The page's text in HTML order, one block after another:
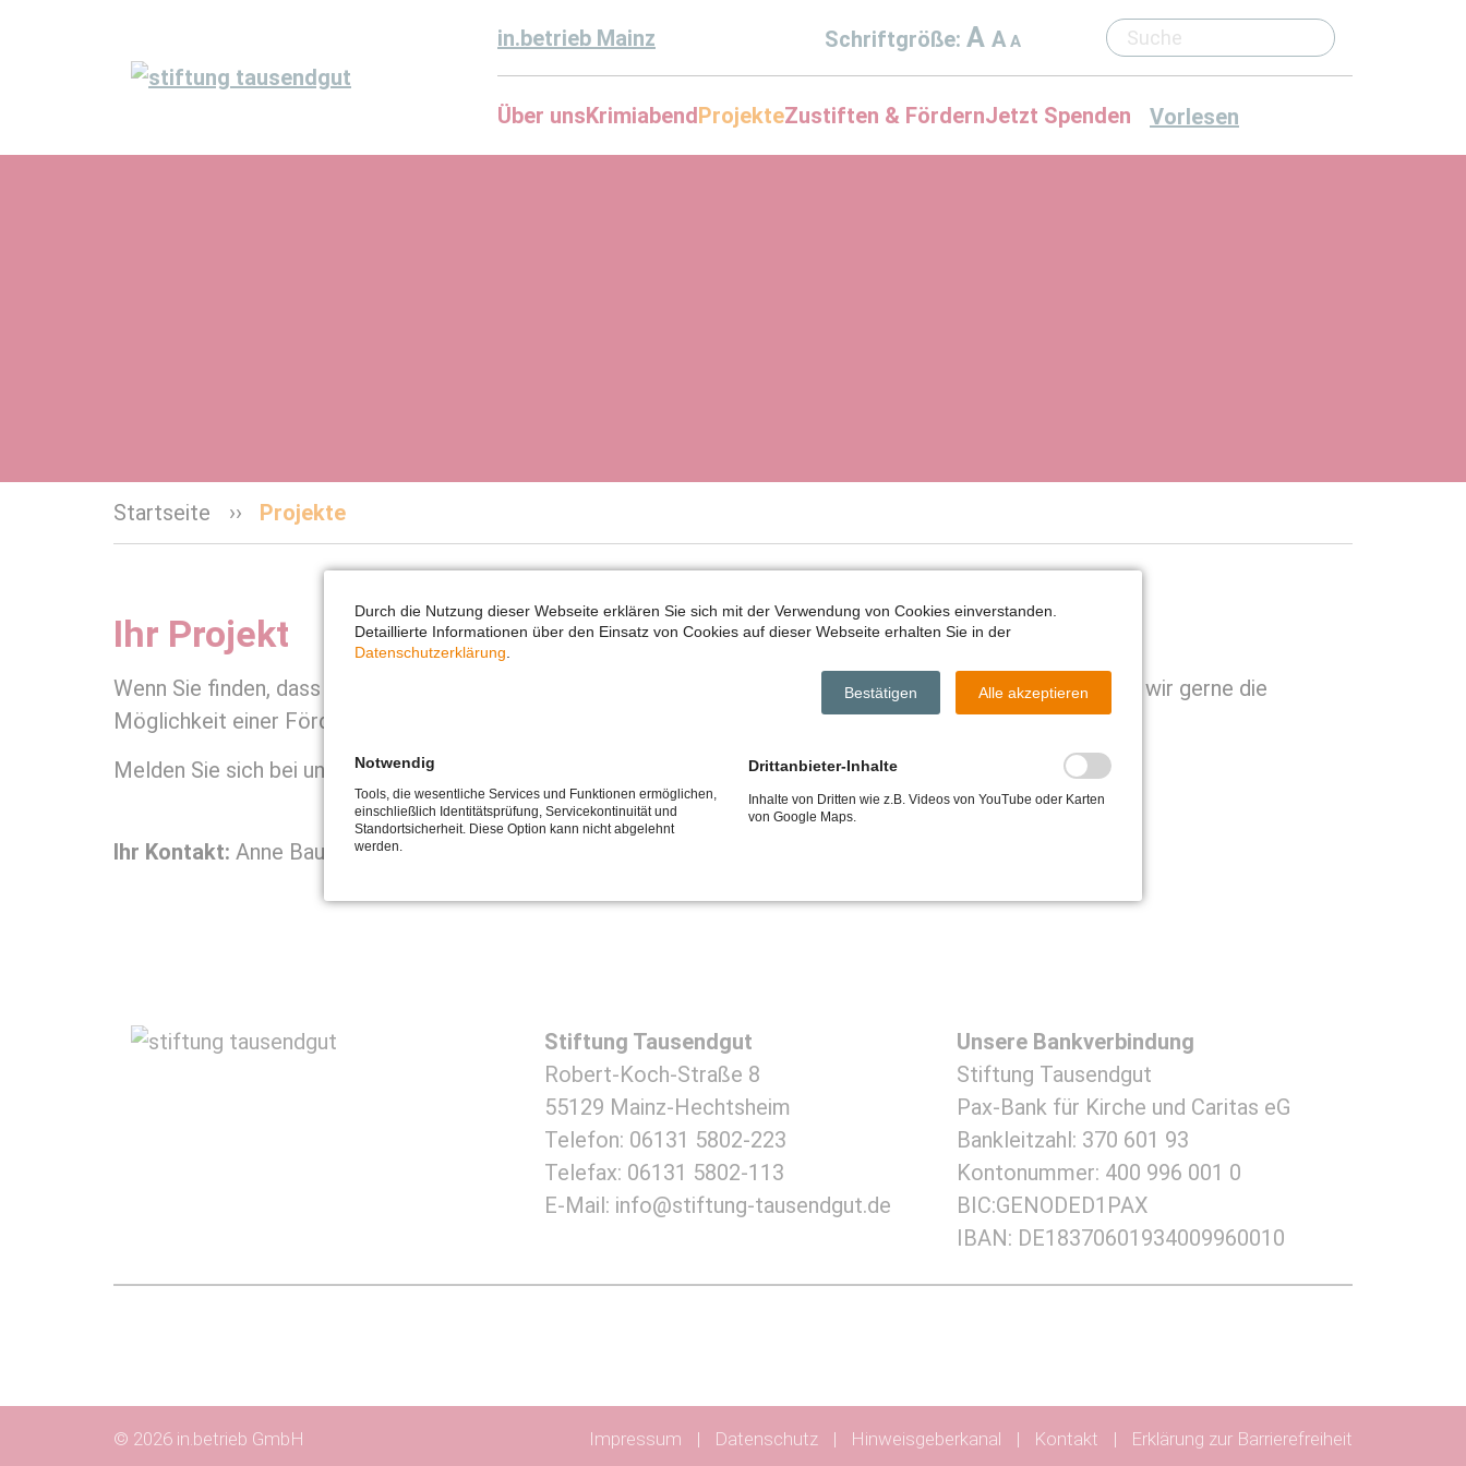
in.betrieb Mainz Schriftgröße:A A A
Über unsKrimiabendProjekteZustiften & FördernJetzt Spenden Vorlesen
Startseite Projekte
Ihr Projekt
Wenn Sie finden, dass Ihr Projekt zur Stiftung Tausendgut passt und den Förderrichtlinien entspricht, prüfen wir gerne die
Möglichkeit einer Förderung.
Melden Sie sich bei uns! Gerne lassen wir Ihnen den Förderantrag zukommen.
Ihr Kontakt: Anne Baum · Telefon 0 61 31 58 02 223 ·
Stiftung Tausendgut
Robert-Koch-Straße 8
55129 Mainz-Hechtsheim
Telefon: 06131 5802-223
Telefax: 06131 5802-113
E-Mail: info@stiftung-tausendgut.de
Unsere Bankverbindung
Stiftung Tausendgut
Pax-Bank für Kirche und Caritas eG
Bankleitzahl: 370 601 93
Kontonummer: 400 996 001 0
BIC:GENODED1PAX
IBAN: DE18370601934009960010
© 2026 in.betrieb GmbH Impressum Datenschutz Hinweisgeberkanal Kontakt Erklärung zur Barrierefreiheit
Durch die Nutzung dieser Webseite erklären Sie sich mit der Verwendung von Cookies einverstanden.
Detaillierte Informationen über den Einsatz von Cookies auf dieser Webseite erhalten Sie in der
Datenschutzerklärung.
Bestätigen Alle akzeptieren
Notwendig
Tools, die wesentliche Services und Funktionen ermöglichen,
einschließlich Identitätsprüfung, Servicekontinuität und
Standortsicherheit. Diese Option kann nicht abgelehnt
werden.
Drittanbieter-Inhalte
Inhalte von Dritten wie z.B. Videos von YouTube oder Karten
von Google Maps.